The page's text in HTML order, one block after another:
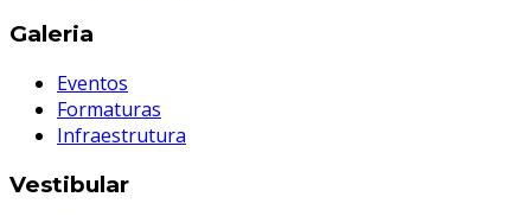
Galeria
Eventos
Formaturas
Infraestrutura
Vestibular